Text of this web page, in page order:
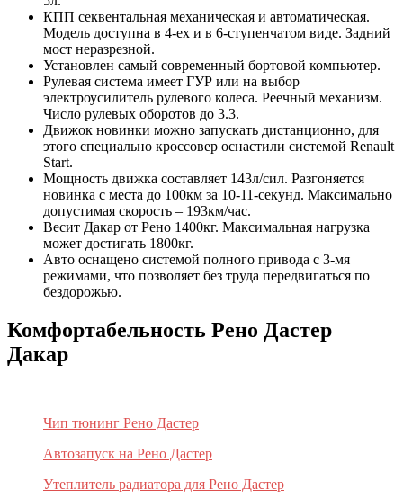
КПП секвентальная механическая и автоматическая.
Модель доступна в 4-ех и в 6-ступенчатом виде. Задний
мост неразрезной.
Установлен самый современный бортовой компьютер.
Рулевая система имеет ГУР или на выбор
электроусилитель рулевого колеса. Реечный механизм.
Число рулевых оборотов до 3.3.
Движок новинки можно запускать дистанционно, для
этого специально кроссовер оснастили системой Renault
Start.
Мощность движка составляет 143л/сил. Разгоняется
новинка с места до 100км за 10-11-секунд. Максимально
допустимая скорость – 193км/час.
Весит Дакар от Рено 1400кг. Максимальная нагрузка
может достигать 1800кг.
Авто оснащено системой полного привода с 3-мя
режимами, что позволяет без труда передвигаться по
бездорожью.
Комфортабельность Рено Дастер
Дакар
Чип тюнинг Рено Дастер
Автозапуск на Рено Дастер
Утеплитель радиатора для Рено Дастер